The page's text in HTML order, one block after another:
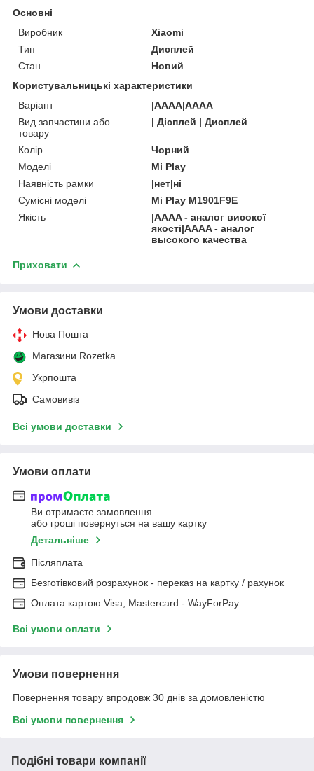
Основні
Виробник
Xiaomi
Тип
Дисплей
Стан
Новий
Користувальницькі характеристики
Варіант
|AAAA|AAAA
Вид запчастини або
товару
| Дісплей | Дисплей
Колір
Чорний
Моделі
Mi Play
Наявність рамки
|нет|ні
Сумісні моделі
Mi Play M1901F9E
Якість
|AAAA - аналог високої
якості|AAAA - аналог
высокого качества
Приховати
Умови доставки
Нова Пошта
Магазини Rozetka
Укрпошта
Самовивіз
Всі умови доставки
Умови оплати
Ви отримаєте замовлення
або гроші повернуться на вашу картку
Детальніше
Післяплата
Безготівковий розрахунок - переказ на картку / рахунок
Оплата картою Visa, Mastercard - WayForPay
Всі умови оплати
Умови повернення
Повернення товару впродовж 30 днів за домовленістю
Всі умови повернення
Подібні товари компанії